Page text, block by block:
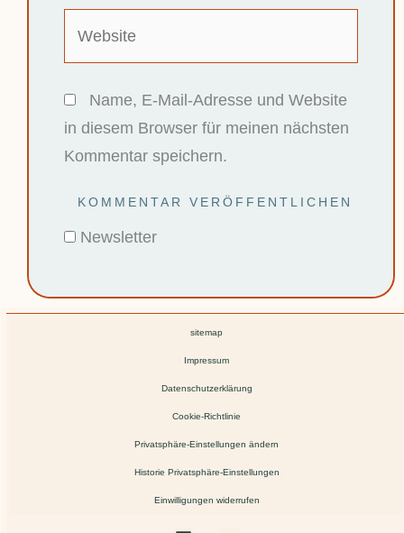
Name, E-Mail-Adresse und Website
in diesem Browser für meinen nächsten
Kommentar speichern.
Newsletter
sitemap
Impressum
Datenschutzerklärung
Cookie-Richtlinie
Privatsphäre-Einstellungen ändern
Historie Privatsphäre-Einstellungen
Einwilligungen widerrufen